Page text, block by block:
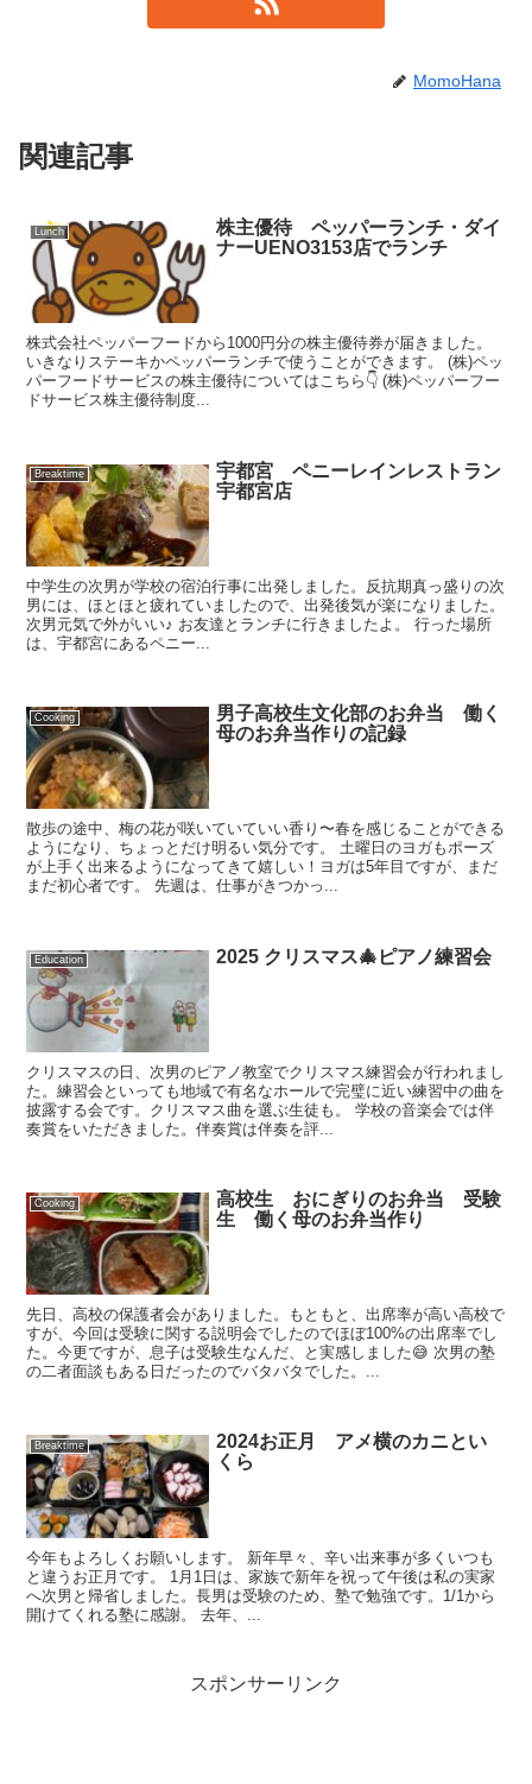
MomoHana
関連記事
Lunch
株主優待 ペッパーランチ・ダイ
ナーUENO3153店でランチ
株式会社ペッパーフードから1000円分の株主優待券が届きました。
いきなりステーキかペッパーランチで使うことができます。 (株)ペッ
パーフードサービスの株主優待についてはこちら👇 (株)ペッパーフー
ドサービス株主優待制度...
Breaktime
宇都宮 ペニーレインレストラン
宇都宮店
中学生の次男が学校の宿泊行事に出発しました。反抗期真っ盛りの次
男には、ほとほと疲れていましたので、出発後気が楽になりました。
次男元気で外がいい♪ お友達とランチに行きましたよ。 行った場所
は、宇都宮にあるペニー...
Cooking
男子高校生文化部のお弁当 働く
母のお弁当作りの記録
散歩の途中、梅の花が咲いていていい香り〜春を感じることができる
ようになり、ちょっとだけ明るい気分です。 土曜日のヨガもポーズ
が上手く出来るようになってきて嬉しい！ヨガは5年目ですが、まだ
まだ初心者です。 先週は、仕事がきつかっ...
Education 2025 クリスマス🎄ピアノ練習会
クリスマスの日、次男のピアノ教室でクリスマス練習会が行われまし
た。練習会といっても地域で有名なホールで完璧に近い練習中の曲を
披露する会です。クリスマス曲を選ぶ生徒も。 学校の音楽会では伴
奏賞をいただきました。伴奏賞は伴奏を評...
Cooking
高校生 おにぎりのお弁当 受験
生 働く母のお弁当作り
先日、高校の保護者会がありました。もともと、出席率が高い高校で
すが、今回は受験に関する説明会でしたのでほぼ100%の出席率でし
た。今更ですが、息子は受験生なんだ、と実感しました😅 次男の塾
の二者面談もある日だったのでバタバタでした。...
Breaktime
2024お正月 アメ横のカニとい
くら
今年もよろしくお願いします。 新年早々、辛い出来事が多くいつも
と違うお正月です。 1月1日は、家族で新年を祝って午後は私の実家
へ次男と帰省しました。長男は受験のため、塾で勉強です。1/1から
開けてくれる塾に感謝。 去年、...
スポンサーリンク